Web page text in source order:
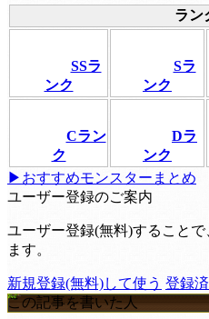
ラン
SSラ
ンク
Sラ
ンク
Cラン
ク
Dラ
ンク
▶おすすめモンスターまとめ
ユーザー登録のご案内
ユーザー登録(無料)すること
ます。
新規登録(無料)して使う 登録
この記事を書いた人